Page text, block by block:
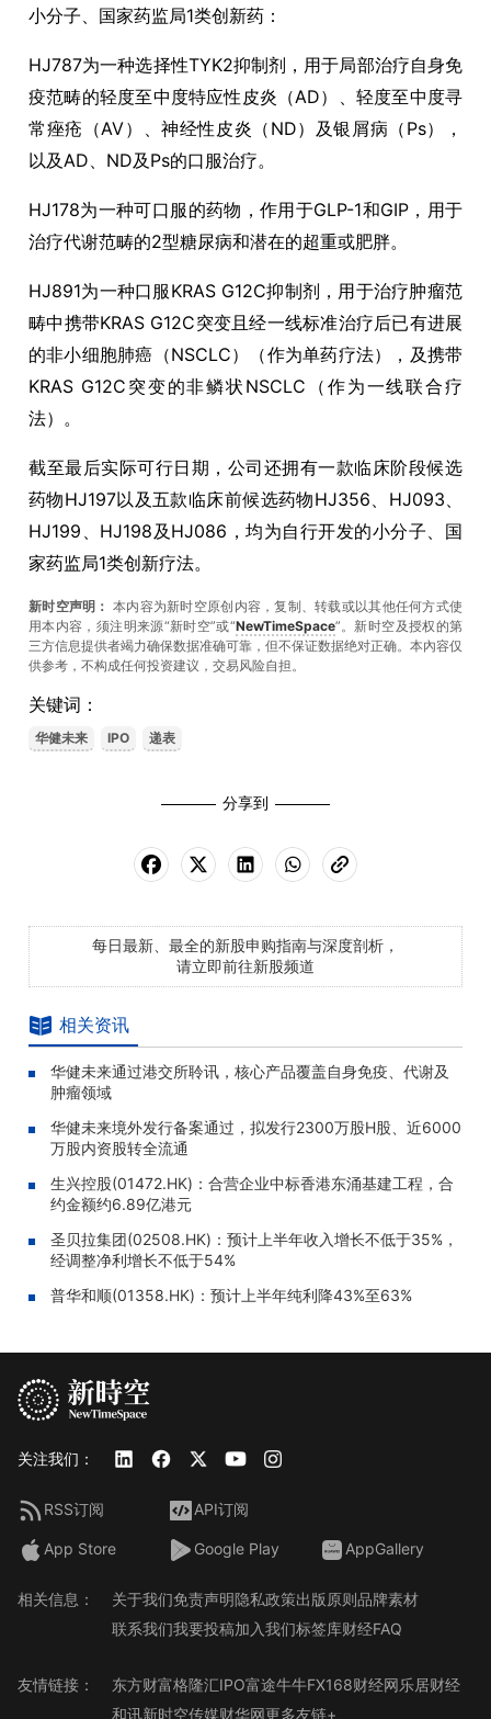
小分子、国家药监局1类创新药：
HJ787为一种选择性TYK2抑制剂，用于局部治疗自身免
疫范畴的轻度至中度特应性皮炎（AD）、轻度至中度寻
常痤疮（AV）、神经性皮炎（ND）及银屑病（Ps），
以及AD、ND及Ps的口服治疗。
HJ178为一种可口服的药物，作用于GLP-1和GIP，用于
治疗代谢范畴的2型糖尿病和潜在的超重或肥胖。
HJ891为一种口服KRAS G12C抑制剂，用于治疗肿瘤范
畴中携带KRAS G12C突变且经一线标准治疗后已有进展
的非小细胞肺癌（NSCLC）（作为单药疗法），及携带
KRAS G12C突变的非鳞状NSCLC（作为一线联合疗
法）。
截至最后实际可行日期，公司还拥有一款临床阶段候选
药物HJ197以及五款临床前候选药物HJ356、HJ093、
HJ199、HJ198及HJ086，均为自行开发的小分子、国
家药监局1类创新疗法。
新时空声明： 本内容为新时空原创内容，复制、转载或以其他任何方式使
用本内容，须注明来源“新时空”或“NewTimeSpace”。新时空及授权的第
三方信息提供者竭力确保数据准确可靠，但不保证数据绝对正确。本內容仅
供参考，不构成任何投资建议，交易风险自担。
关键词：
华健未来 IPO 递表
分享到
每日最新、最全的新股申购指南与深度剖析，
请立即前往新股频道
相关资讯
华健未来通过港交所聆讯，核心产品覆盖自身免疫、代谢及
肿瘤领域
华健未来境外发行备案通过，拟发行2300万股H股、近6000
万股内资股转全流通
生兴控股(01472.HK)：合营企业中标香港东涌基建工程，合
约金额约6.89亿港元
圣贝拉集团(02508.HK)：预计上半年收入增长不低于35%，
经调整净利增长不低于54%
普华和顺(01358.HK)：预计上半年纯利降43%至63%
关注我们：
RSS订阅 API订阅
App Store Google Play AppGallery
相关信息： 关于我们免责声明隐私政策出版原则品牌素材
联系我们我要投稿加入我们标签库财经FAQ
友情链接： 东方财富格隆汇IPO富途牛牛FX168财经网乐居财经
和讯新时空传媒财华网更多友链+